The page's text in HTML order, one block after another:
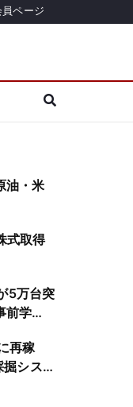
員ページ
油・米
式取得
5万台突
前学
再稼
システ